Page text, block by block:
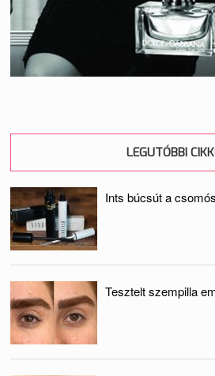
LEGUTÓBBI
Ints búcsút a
Tesztelt szempilla